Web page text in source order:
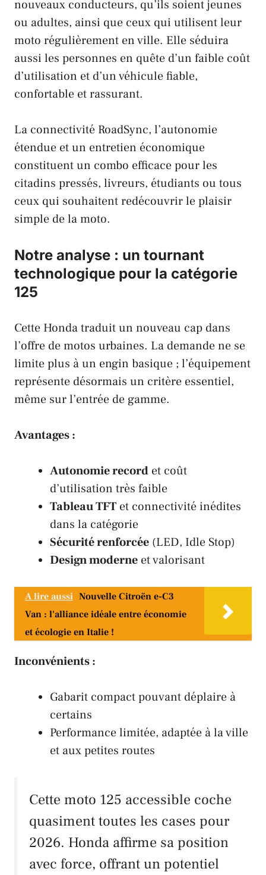
nouveaux conducteurs, qu’ils soient jeunes
ou adultes, ainsi que ceux qui utilisent leur
moto régulièrement en ville. Elle séduira
aussi les personnes en quête d’un faible coût
d’utilisation et d’un véhicule fiable,
confortable et rassurant.
La connectivité RoadSync, l’autonomie
étendue et un entretien économique
constituent un combo efficace pour les
citadins pressés, livreurs, étudiants ou tous
ceux qui souhaitent redécouvrir le plaisir
simple de la moto.
Notre analyse : un tournant
technologique pour la catégorie
125
Cette Honda traduit un nouveau cap dans
l’offre de motos urbaines. La demande ne se
limite plus à un engin basique ; l’équipement
représente désormais un critère essentiel,
même sur l’entrée de gamme.
Avantages :
Autonomie record et coût
d’utilisation très faible
Tableau TFT et connectivité inédites
dans la catégorie
Sécurité renforcée (LED, Idle Stop)
Design moderne et valorisant
A lire aussi Nouvelle Citroën e-C3
Van : l'alliance idéale entre économie
et écologie en Italie !
Inconvénients :
Gabarit compact pouvant déplaire à
certains
Performance limitée, adaptée à la ville
et aux petites routes
Cette moto 125 accessible coche
quasiment toutes les cases pour
2026. Honda affirme sa position
avec force, offrant un potentiel